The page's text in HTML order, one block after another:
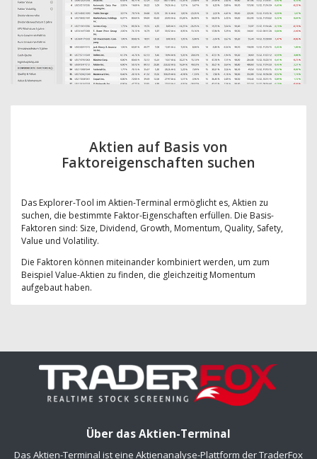
Aktien auf Basis von
Faktoreigenschaften suchen
Das Explorer-Tool im Aktien-Terminal ermöglicht es, Aktien zu
suchen, die bestimmte Faktor-Eigenschaften erfüllen. Die Basis-
Faktoren sind: Size, Dividend, Growth, Momentum, Quality, Safety,
Value und Volatility.
Die Faktoren können miteinander kombiniert werden, um zum
Beispiel Value-Aktien zu finden, die gleichzeitig Momentum
aufgebaut haben.
Über das Aktien-Terminal
Das Aktien-Terminal ist eine Aktienanalyse-Plattform der TraderFox